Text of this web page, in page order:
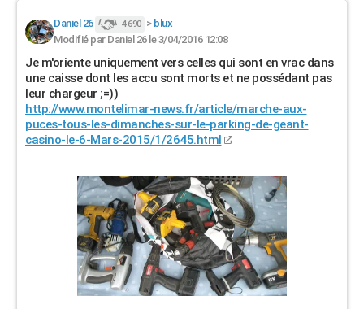
Daniel 26 4 690 > blux
Modifié par Daniel 26 le 3/04/2016 12:08
Je m'oriente uniquement vers celles qui sont en vrac dans
une caisse dont les accu sont morts et ne possédant pas
leur chargeur ;=))
http://www.montelimar-news.fr/article/marche-aux-
puces-tous-les-dimanches-sur-le-parking-de-geant-
casino-le-6-Mars-2015/1/2645.html